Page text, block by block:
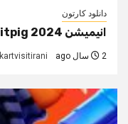
دانلود کارتون
انیمیشن Hitpig 2024 هیتپیگ
2 سال ago kartvisitirani